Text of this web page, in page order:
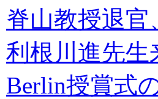
脊山教授退
利根川進先生
Berlin授賞式